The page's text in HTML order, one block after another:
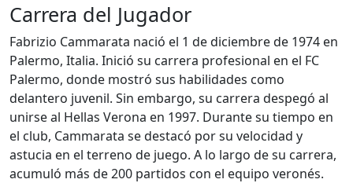
Carrera del Jugador
Fabrizio Cammarata nació el 1 de diciembre de 1974 en
Palermo, Italia. Inició su carrera profesional en el FC
Palermo, donde mostró sus habilidades como
delantero juvenil. Sin embargo, su carrera despegó al
unirse al Hellas Verona en 1997. Durante su tiempo en
el club, Cammarata se destacó por su velocidad y
astucia en el terreno de juego. A lo largo de su carrera,
acumuló más de 200 partidos con el equipo veronés.